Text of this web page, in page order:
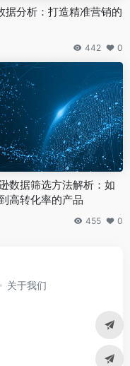
据分析：打造精准营销的
442 0
数据筛选方法解析：如
高转化率的产品
455 0
关于我们